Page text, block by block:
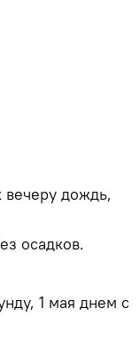
вечеру дождь,
осадков.
1 мая днем с